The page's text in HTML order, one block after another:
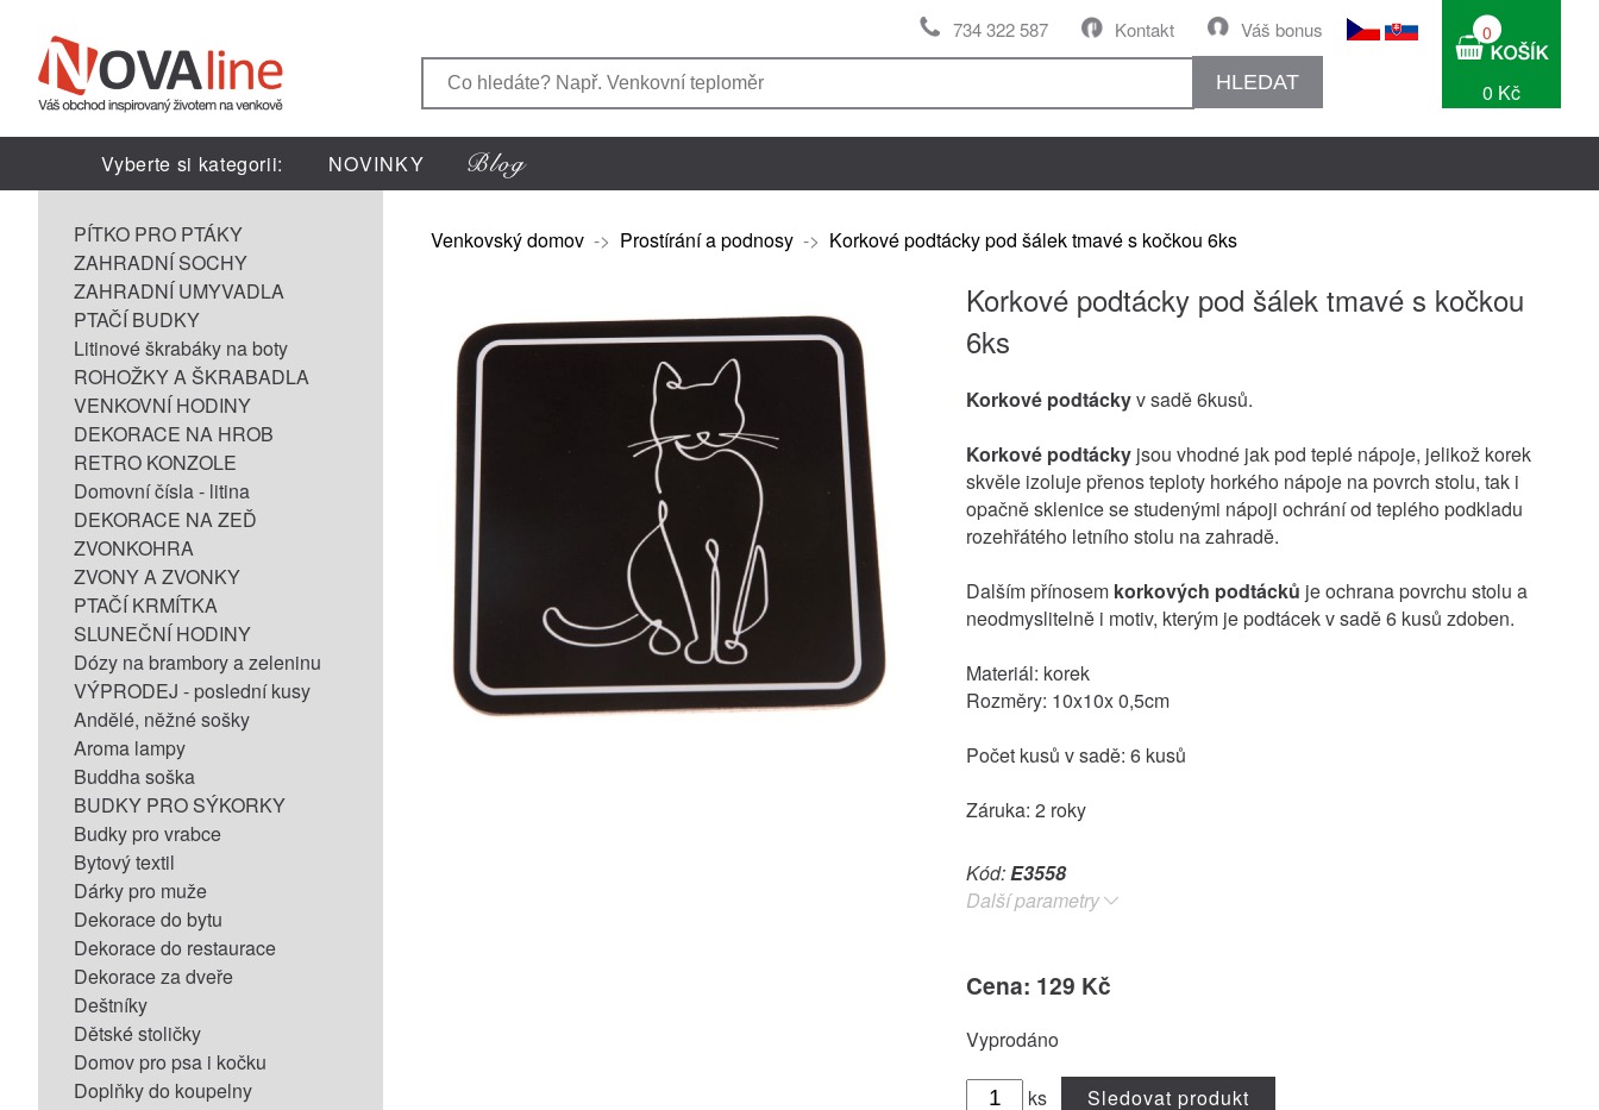
Váš bonus
Kontakt
734 322 587
HLEDAT
0
0 Kč
Vyberte si kategorii: NOVINKY
PÍTKO PRO PTÁKY
ZAHRADNÍ SOCHY
ZAHRADNÍ UMYVADLA
PTAČÍ BUDKY
Litinové škrabáky na boty
ROHOŽKY A ŠKRABADLA
VENKOVNÍ HODINY
DEKORACE NA HROB
RETRO KONZOLE
Domovní čísla - litina
DEKORACE NA ZEĎ
ZVONKOHRA
ZVONY A ZVONKY
PTAČÍ KRMÍTKA
SLUNEČNÍ HODINY
Dózy na brambory a zeleninu
VÝPRODEJ - poslední kusy
Andělé, něžné sošky
Aroma lampy
Buddha soška
BUDKY PRO SÝKORKY
Budky pro vrabce
Bytový textil
Dárky pro muže
Dekorace do bytu
Dekorace do restaurace
Dekorace za dveře
Deštníky
Dětské stoličky
Domov pro psa i kočku
Doplňky do koupelny
Venkovský domov -> Prostírání a podnosy -> Korkové podtácky pod šálek tmavé s kočkou 6ks
Korkové podtácky pod šálek tmavé s kočkou
6ks
Korkové podtáckyv sadě 6kusů.
Korkové podtácky jsou vhodné jak pod teplé nápoje, jelikož korek
skvěle izoluje přenos teploty horkého nápoje na povrch stolu, tak i
opačně sklenice se studenými nápoji ochrání od teplého podkladu
rozehřátého letního stolu na zahradě.
Dalším přínosem korkových podtácků je ochrana povrchu stolu a
neodmyslitelně i motiv, kterým je podtácek v sadě 6 kusů zdoben.
Materiál: korek
Rozměry: 10x10x 0,5cm
Počet kusů v sadě: 6 kusů
Záruka: 2 roky
Kód:E3558
Další parametry
Cena: 129 Kč
Vyprodáno
ks Sledovat produkt